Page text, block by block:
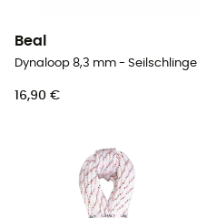
Beal
Dynaloop 8,3 mm - Seilschlinge
16,90 €